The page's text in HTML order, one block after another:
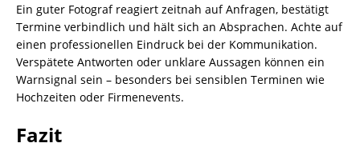
Ein guter Fotograf reagiert zeitnah auf Anfragen, bestätigt
Termine verbindlich und hält sich an Absprachen. Achte auf
einen professionellen Eindruck bei der Kommunikation.
Verspätete Antworten oder unklare Aussagen können ein
Warnsignal sein – besonders bei sensiblen Terminen wie
Hochzeiten oder Firmenevents.
Fazit